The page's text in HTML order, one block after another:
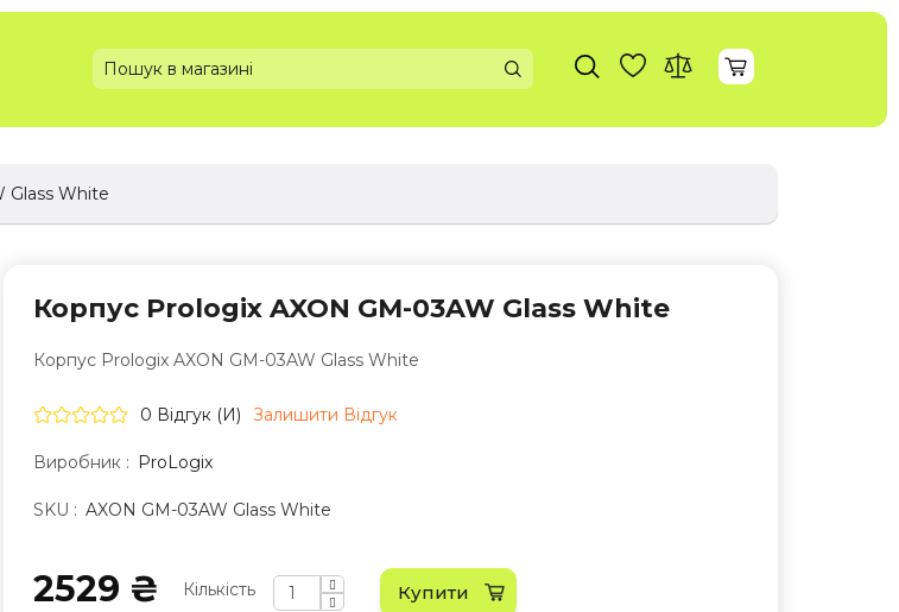
Glass White
Корпус Prologix AXON GM-03AW Glass White
Корпус Prologix AXON GM-03AW Glass White
0 Відгук (и) Залишити Вiдгук
Виробник : ProLogix
SKU : AXON GM-03AW Glass White
2529 ₴ Кількість Купити